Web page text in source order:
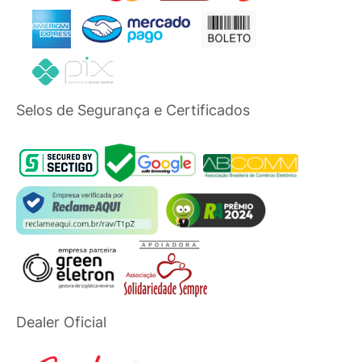
Selos de Segurança e Certificados
Dealer Oficial